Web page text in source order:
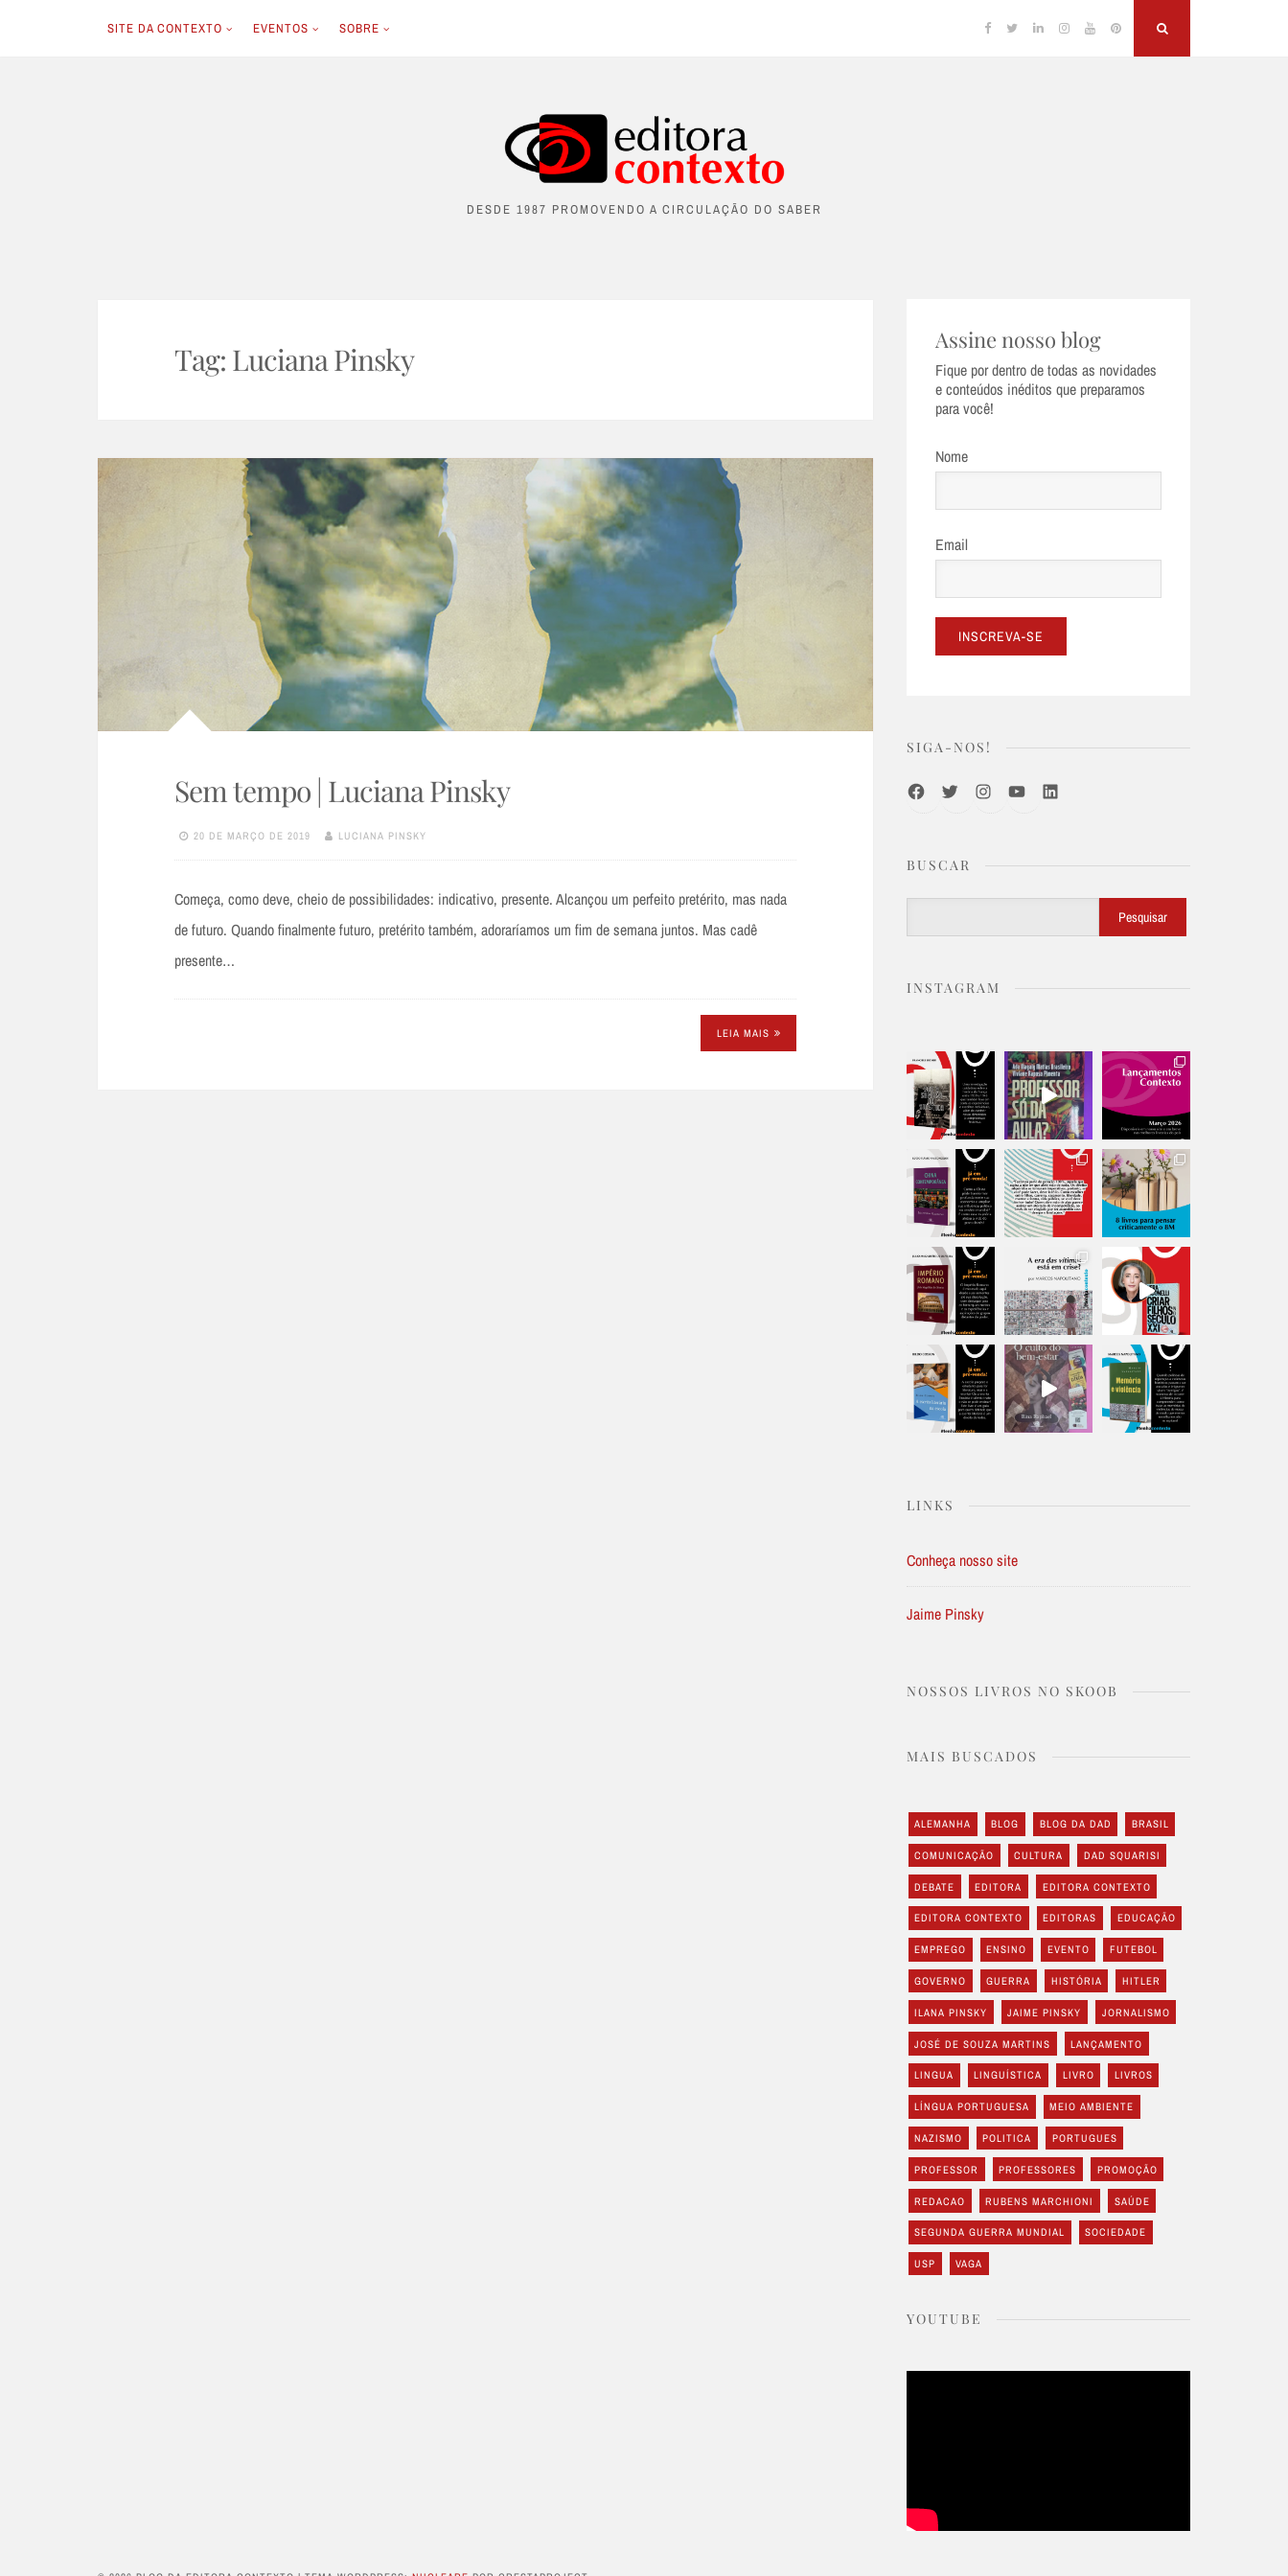
SITE DA CONTEXTO EVENTOS SOBRE Facebook
TwitterLinkedinInstagram
YouTubePinterest
DESDE 1987 PROMOVENDO A CIRCULAÇÃO DO SABER
Tag: Luciana Pinsky
Sem tempo | Luciana Pinsky
20 DE MARÇO DE 2019 LUCIANA PINSKY
Começa, como deve, cheio de possibilidades: indicativo, presente. Alcançou um perfeito pretérito, mas nada
de futuro. Quando finalmente futuro, pretérito também, adoraríamos um fim de semana juntos. Mas cadê
presente…
LEIA MAIS
Assine nosso blog
Fique por dentro de todas as novidades
e conteúdos inéditos que preparamos
para você!
Nome
Email
SIGA-NOS!
FacebookTwitterInstagramYoutubeLinkedIn
BUSCAR
Pesquisar
INSTAGRAM
LINKS
Conheça nosso site
Jaime Pinsky
NOSSOS LIVROS NO SKOOB
MAIS BUSCADOS
ALEMANHA BLOG BLOG DA DAD BRASIL
COMUNICAÇÃO CULTURA DAD SQUARISI
DEBATE EDITORA EDITORA CONTEXTO
EDITORA CONTEXTO EDITORAS EDUCAÇÃO
EMPREGO ENSINO EVENTO FUTEBOL
GOVERNO GUERRA HISTÓRIA HITLER
ILANA PINSKY JAIME PINSKY JORNALISMO
JOSÉ DE SOUZA MARTINS LANÇAMENTO
LINGUA LINGUÍSTICA LIVRO LIVROS
LÍNGUA PORTUGUESA MEIO AMBIENTE
NAZISMO POLITICA PORTUGUES
PROFESSOR PROFESSORES PROMOÇÃO
REDACAO RUBENS MARCHIONI SAÚDE
SEGUNDA GUERRA MUNDIAL SOCIEDADE
USP VAGA
YOUTUBE